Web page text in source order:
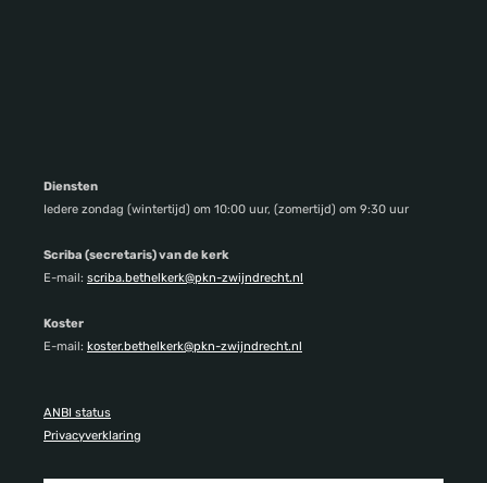
Diensten
Iedere zondag (wintertijd) om 10:00 uur, (zomertijd) om 9:30 uur
Scriba (secretaris) van de kerk
E-mail: scriba.bethelkerk@pkn-zwijndrecht.nl
Koster
E-mail: koster.bethelkerk@pkn-zwijndrecht.nl
ANBI status
Privacyverklaring